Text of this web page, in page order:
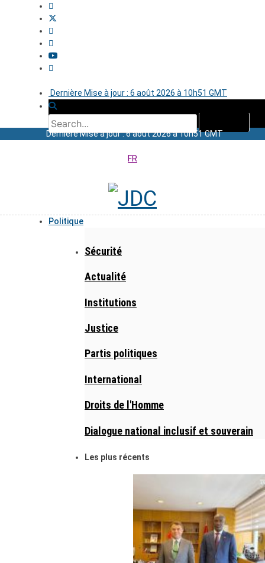
Dernière Mise à jour : 6 août 2026 à 10h51 GMT
Dernière Mise à jour : 6 août 2026 à 10h51 GMT
FR
Politique
Sécurité
Actualité
Institutions
Justice
Partis politiques
International
Droits de l'Homme
Dialogue national inclusif et souverain
Les plus récents